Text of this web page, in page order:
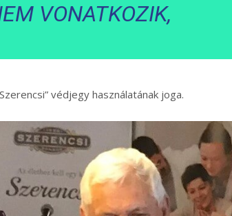
VONATKOZIK,
védjegy használatának joga.